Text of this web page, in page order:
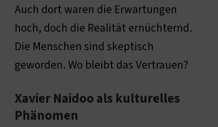
Auch dort waren die Erwartungen
hoch, doch die Realität ernüchternd.
Die Menschen sind skeptisch
geworden. Wo bleibt das Vertrauen?
Xavier Naidoo als kulturelles
Phänomen